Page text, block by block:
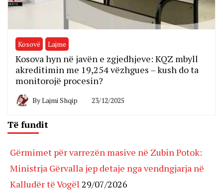
Kosovë Lajme
Kosova hyn në javën e zgjedhjeve: KQZ mbyll
akreditimin me 19,254 vëzhgues – kush do ta
monitorojë procesin?
ByLajmi Shqip 23/12/2025
Të fundit
Gërmimet për varrezën masive në Zubin Potok:
Ministrja Gërvalla jep detaje nga vendngjarja në
Kalludër të Vogël 29/07/2026